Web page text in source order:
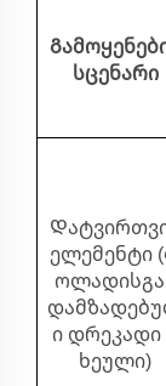
სცენარი
ელემენტი
ი დრეკადი
ხეული)